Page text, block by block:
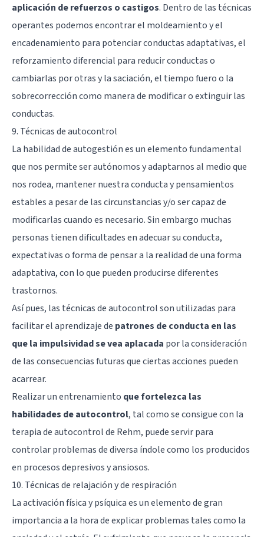
aplicación de refuerzos o castigos. Dentro de las técnicas
operantes podemos encontrar el moldeamiento y el
encadenamiento para potenciar conductas adaptativas, el
reforzamiento diferencial para reducir conductas o
cambiarlas por otras y la saciación, el tiempo fuero o la
sobrecorrección como manera de modificar o extinguir las
conductas.
9. Técnicas de autocontrol
La habilidad de autogestión es un elemento fundamental
que nos permite ser autónomos y adaptarnos al medio que
nos rodea, mantener nuestra conducta y pensamientos
estables a pesar de las circunstancias y/o ser capaz de
modificarlas cuando es necesario. Sin embargo muchas
personas tienen dificultades en adecuar su conducta,
expectativas o forma de pensar a la realidad de una forma
adaptativa, con lo que pueden producirse diferentes
trastornos.
Así pues, las técnicas de autocontrol son utilizadas para
facilitar el aprendizaje de patrones de conducta en las
que la impulsividad se vea aplacada por la consideración
de las consecuencias futuras que ciertas acciones pueden
acarrear.
Realizar un entrenamiento que fortelezca las
habilidades de autocontrol, tal como se consigue con la
terapia de autocontrol de Rehm, puede servir para
controlar problemas de diversa índole como los producidos
en procesos depresivos y ansiosos.
10. Técnicas de relajación y de respiración
La activación física y psíquica es un elemento de gran
importancia a la hora de explicar problemas tales como la